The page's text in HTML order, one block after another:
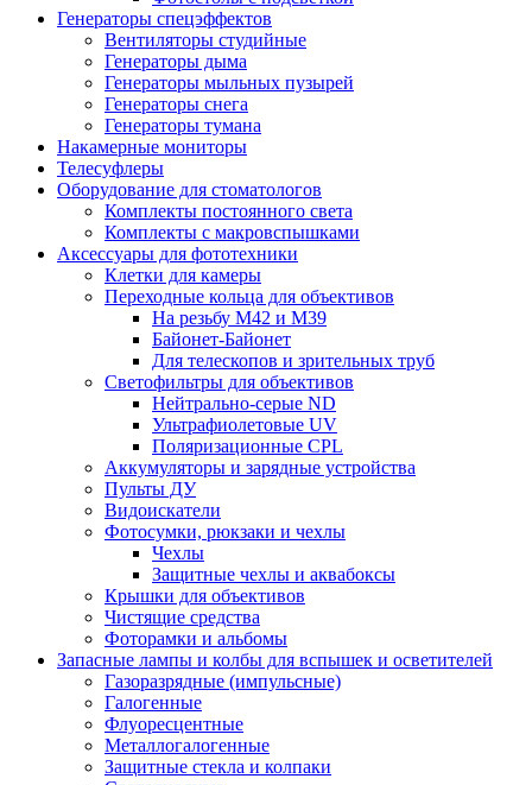
Генераторы спецэффектов
Вентиляторы студийные
Генераторы дыма
Генераторы мыльных пузырей
Генераторы снега
Генераторы тумана
Накамерные мониторы
Телесуфлеры
Оборудование для стоматологов
Комплекты постоянного света
Комплекты с макровспышками
Аксессуары для фототехники
Клетки для камеры
Переходные кольца для объективов
На резьбу М42 и М39
Байонет-Байонет
Для телескопов и зрительных труб
Светофильтры для объективов
Нейтрально-серые ND
Ультрафиолетовые UV
Поляризационные CPL
Аккумуляторы и зарядные устройства
Пульты ДУ
Видоискатели
Фотосумки, рюкзаки и чехлы
Чехлы
Защитные чехлы и аквабоксы
Крышки для объективов
Чистящие средства
Фоторамки и альбомы
Запасные лампы и колбы для вспышек и осветителей
Газоразрядные (импульсные)
Галогенные
Флуоресцентные
Металлогалогенные
Защитные стекла и колпаки